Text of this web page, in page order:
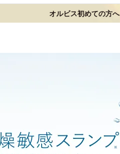
オルビス初めての方へ